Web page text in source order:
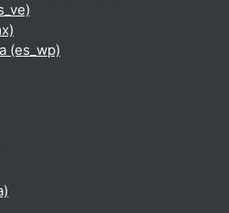
‎(es_wp)‎